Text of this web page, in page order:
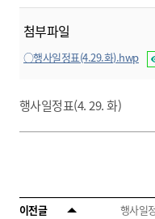
첨부파일
○행사일정표(4.29.화).hwp
행사일정표(4. 29. 화)
이전글
행사일